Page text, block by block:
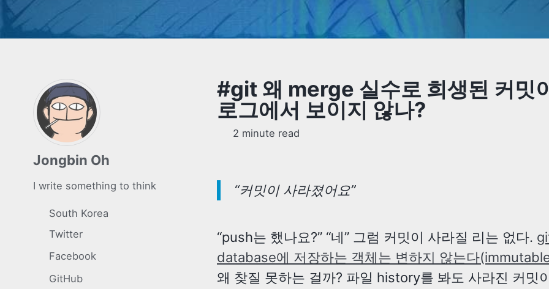
Jongbin Oh
I write something to think
South Korea
Twitter
Facebook
GitHub
#git 왜 merge 실수로 희생된 커밋
로그에서 보이지 않나?
2 minute read
“커밋이 사라졌어요”
“push는 했나요?” “네” 그럼 커밋이 사라질 리는 없다.
database에 저장하는 객체는 변하지 않는다
왜 찾질 못하는 걸까? 파일 history를 봐도 사라진 커밋